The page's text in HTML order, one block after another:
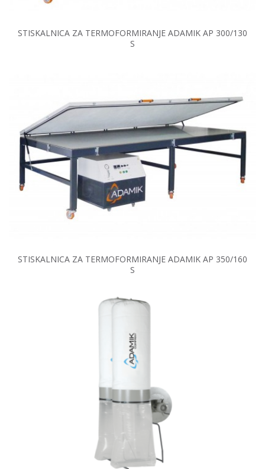
STISKALNICA ZA TERMOFORMIRANJE ADAMIK AP 300/130
S
STISKALNICA ZA TERMOFORMIRANJE ADAMIK AP 350/160
S